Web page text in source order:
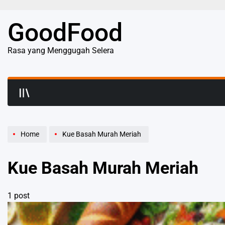
content
GoodFood
Rasa yang Menggugah Selera
Home Kue Basah Murah Meriah
Kue Basah Murah Meriah
1 post